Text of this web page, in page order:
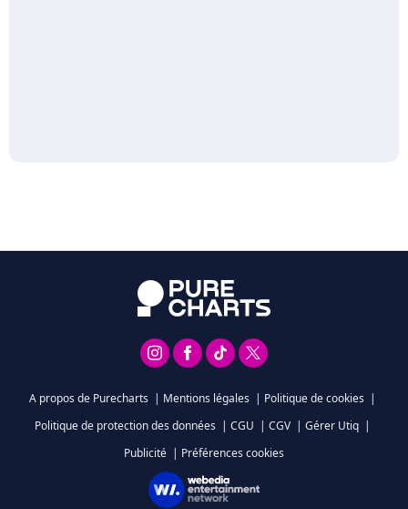
A propos de Purecharts | Mentions légales | Politique de cookies |
Politique de protection des données | CGU | CGV | Gérer Utiq |
Publicité | Préférences cookies